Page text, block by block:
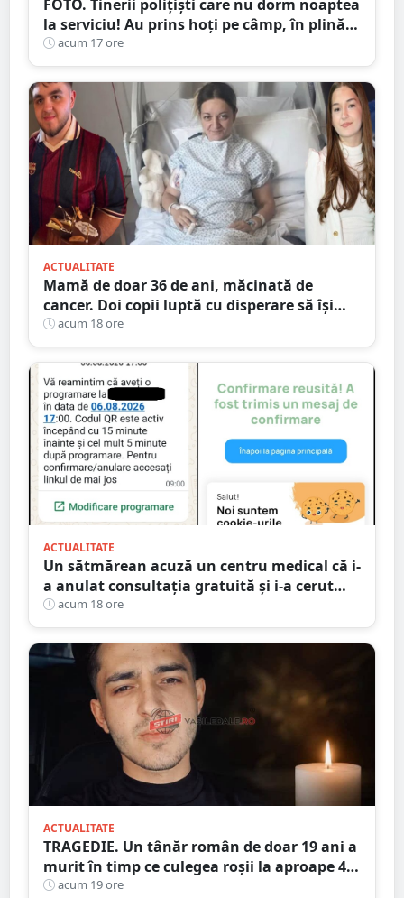
FOTO. Tinerii polițiști care nu dorm noaptea
la serviciu! Au prins hoți pe câmp, în plină
noapte, în județul Satu Mare
acum 17 ore
ACTUALITATE
Mamă de doar 36 de ani, măcinată de
cancer. Doi copii luptă cu disperare să își
salveze mama: „Nu o lăsați să se stingă”
acum 18 ore
ACTUALITATE
Un sătmărean acuză un centru medical că i-
a anulat consultația gratuită și i-a cerut
250 de lei pentru aceeași programare
acum 18 ore
ACTUALITATE
TRAGEDIE. Un tânăr român de doar 19 ani a
murit în timp ce culegea roșii la aproape 40
de grade Celsius,în Italia
acum 19 ore